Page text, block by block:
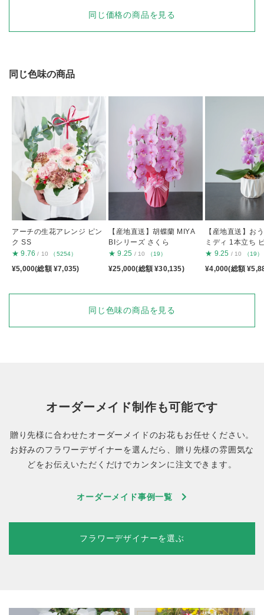
同じ価格の商品を見る
同じ色味の商品
アーチの生花アレンジ ピン
ク SS
★ 9.76 / 10 （5254）
¥5,000(総額 ¥7,035)
【産地直送】胡蝶蘭 MIYA
BIシリーズ さくら
★ 9.25 / 10 （19）
¥25,000(総額 ¥30,135)
【産地直送】お
ミディ 1本立ち
★ 9.25 / 10 （19）
¥4,000(総額
同じ色味の商品を見る
オーダーメイド制作も可能です
贈り先様に合わせたオーダーメイドのお花もお任せください。
お好みのフラワーデザイナーを選んだら、贈り先様の雰囲気な
どをお伝えいただくだけでカンタンに注文できます。
オーダーメイド事例一覧
フラワーデザイナーを選ぶ